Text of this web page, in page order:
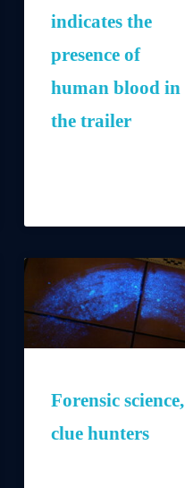
indicates the
presence of
human blood in
the trailer
Forensic science,
clue hunters